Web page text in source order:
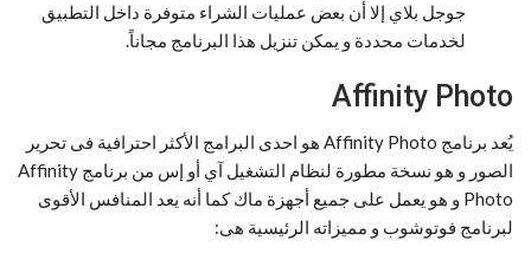
جوجل بلاي إلا أن بعض عمليات الشراء متوفرة داخل التطبيق
لخدمات محددة و يمكن تنزيل هذا البرنامج مجاناً.
Affinity Photo
يُعد برنامج Affinity Photo هو احدى البرامج الأكثر احترافية فى تحرير
الصور و هو نسخة مطورة لنظام التشغيل آي أو إس من برنامج Affinity
Photo و هو يعمل على جميع أجهزة ماك كما أنه يعد المنافس الأقوى
لبرنامج فوتوشوب و مميزاته الرئيسية هى: